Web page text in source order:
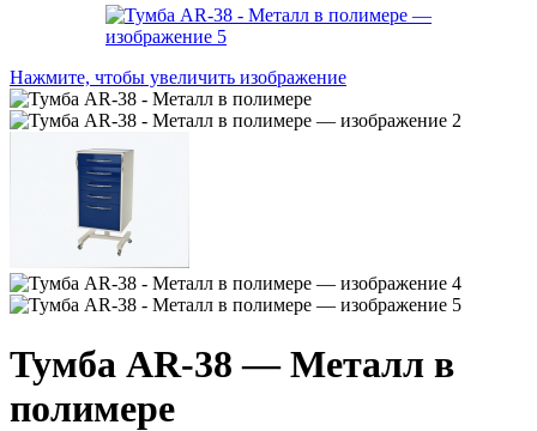
Нажмите, чтобы увеличить изображение
Тумба AR-38 — Металл в
полимере